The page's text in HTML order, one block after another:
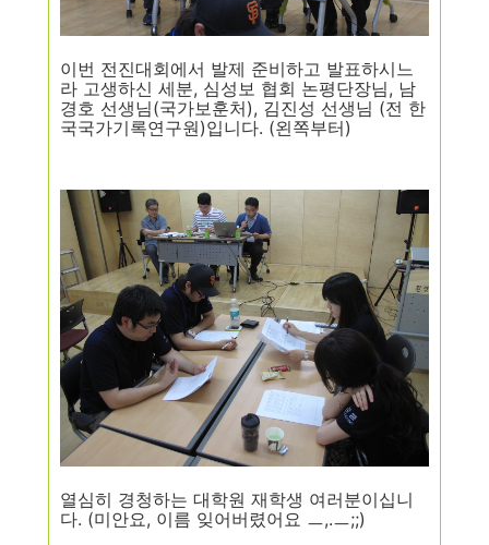
이번 전진대회에서 발제 준비하고 발표하시느
라 고생하신 세분, 심성보 협회 논평단장님, 남
경호 선생님(국가보훈처), 김진성 선생님 (전 한
국국가기록연구원)입니다. (왼쪽부터)
열심히 경청하는 대학원 재학생 여러분이십니
다. (미안요, 이름 잊어버렸어요 ㅡ,.ㅡ;;)